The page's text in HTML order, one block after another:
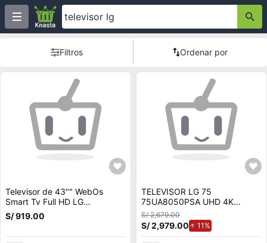
Filtros Ordenar por
Televisor de 43"" WebOs
Smart Tv Full HD LG
43LR6000 (2024)
S/ 919.00
TELEVISOR LG 75
75UA8050PSA UHD 4K
SMART TV THINQ AI 2025
S/ 2,679.00
S/ 2,979.00 11%